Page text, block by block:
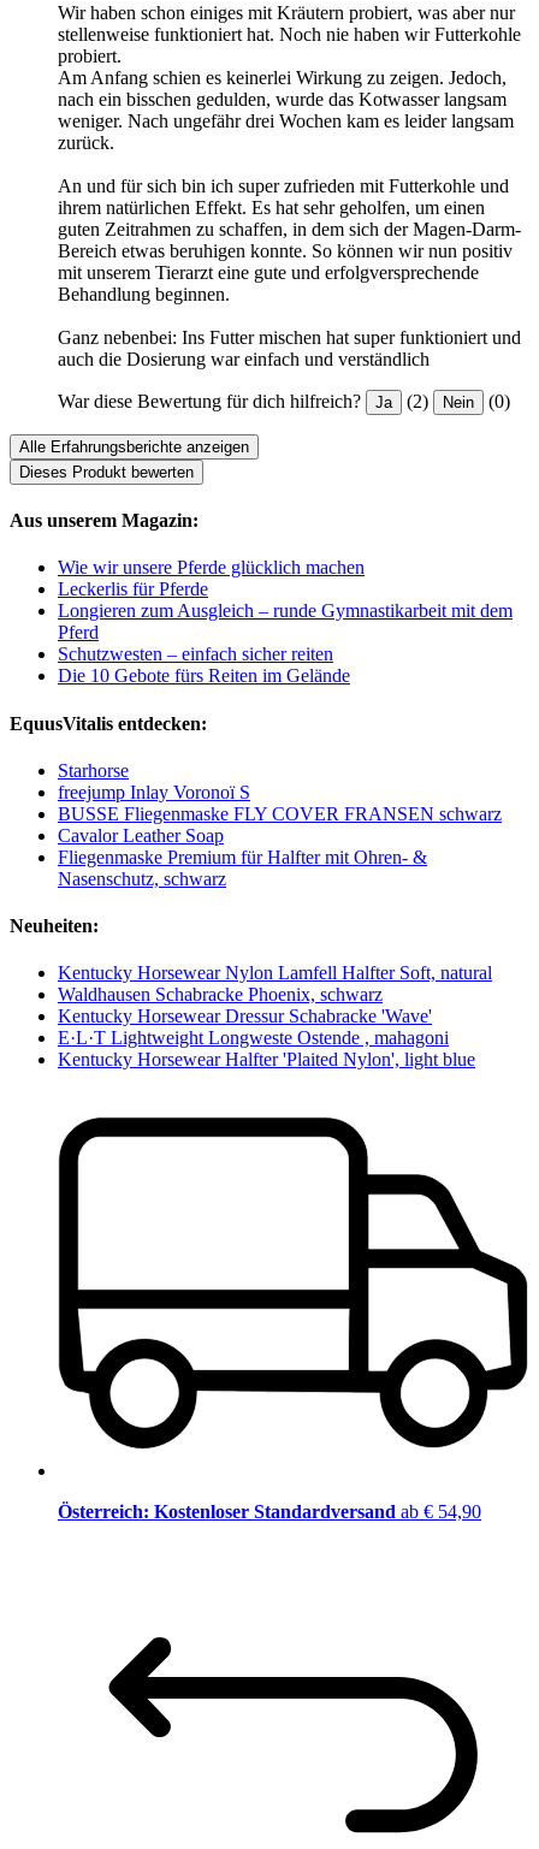
Wir haben schon einiges mit Kräutern probiert, was aber nur
stellenweise funktioniert hat. Noch nie haben wir Futterkohle
probiert.
Am Anfang schien es keinerlei Wirkung zu zeigen. Jedoch,
nach ein bisschen gedulden, wurde das Kotwasser langsam
weniger. Nach ungefähr drei Wochen kam es leider langsam
zurück.
An und für sich bin ich super zufrieden mit Futterkohle und
ihrem natürlichen Effekt. Es hat sehr geholfen, um einen
guten Zeitrahmen zu schaffen, in dem sich der Magen-Darm-
Bereich etwas beruhigen konnte. So können wir nun positiv
mit unserem Tierarzt eine gute und erfolgversprechende
Behandlung beginnen.
Ganz nebenbei: Ins Futter mischen hat super funktioniert und
auch die Dosierung war einfach und verständlich
War diese Bewertung für dich hilfreich? Ja (2) Nein (0)
Alle Erfahrungsberichte anzeigen
Dieses Produkt bewerten
Aus unserem Magazin:
Wie wir unsere Pferde glücklich machen
Leckerlis für Pferde
Longieren zum Ausgleich – runde Gymnastikarbeit mit dem
Pferd
Schutzwesten – einfach sicher reiten
Die 10 Gebote fürs Reiten im Gelände
EquusVitalis entdecken:
Starhorse
freejump Inlay Voronoï S
BUSSE Fliegenmaske FLY COVER FRANSEN schwarz
Cavalor Leather Soap
Fliegenmaske Premium für Halfter mit Ohren- &
Nasenschutz, schwarz
Neuheiten:
Kentucky Horsewear Nylon Lamfell Halfter Soft, natural
Waldhausen Schabracke Phoenix, schwarz
Kentucky Horsewear Dressur Schabracke 'Wave'
E·L·T Lightweight Longweste Ostende , mahagoni
Kentucky Horsewear Halfter 'Plaited Nylon', light blue
Österreich: Kostenloser Standardversand ab € 54,90